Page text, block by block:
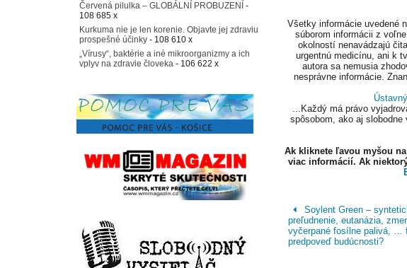
Všetky informácie uvedené
súborom informácii z
okolností nenavádzajú
urgentnú medicínu, ani k
autora sa nemusia
nesprávne informácie.
...Každý má právo
spôsobom, ako aj
Ak kliknete ľavou myšou
viac informácií. Ak
Soylent Green –
preľudnenie, eutanázia,
vyčerpané fosílne palivá, …
predpoveď budúcnosti?
Červená pilulka – GLOBÁLNÍ PROBUZENÍ -
108 685 x
Kurkuma nie je len korenie. Objavte jej zdraviu
prospešné účinky - 108 610 x
„Vírusy“, baktérie a iné mikroorganizmy a ich
vplyv na zdravie človeka - 106 622 x